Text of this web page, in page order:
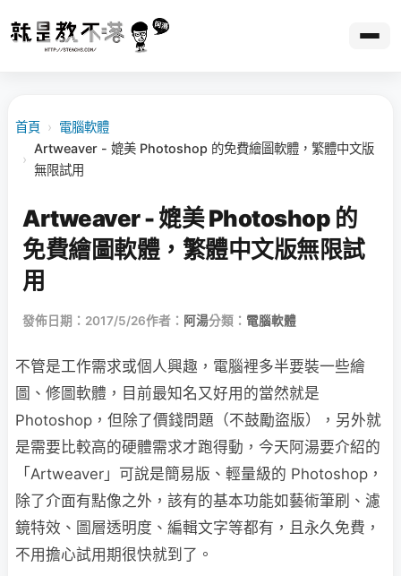
首頁 › 電腦軟體
›
Artweaver - 媲美 Photoshop 的免費繪圖軟體，繁體中文版
無限試用
Artweaver - 媲美 Photoshop 的
免費繪圖軟體，繁體中文版無限試
用
發佈日期：2017/5/26作者： 阿湯分類： 電腦軟體
不管是工作需求或個人興趣，電腦裡多半要裝一些繪
圖、修圖軟體，目前最知名又好用的當然就是
Photoshop，但除了價錢問題（不鼓勵盜版），另外就
是需要比較高的硬體需求才跑得動，今天阿湯要介紹的
「Artweaver」可說是簡易版、輕量級的 Photoshop，
除了介面有點像之外，該有的基本功能如藝術筆刷、濾
鏡特效、圖層透明度、編輯文字等都有，且永久免費，
不用擔心試用期很快就到了。